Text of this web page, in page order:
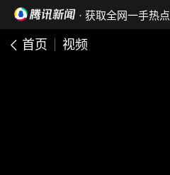
· 获取全网一手热点
首页 视频